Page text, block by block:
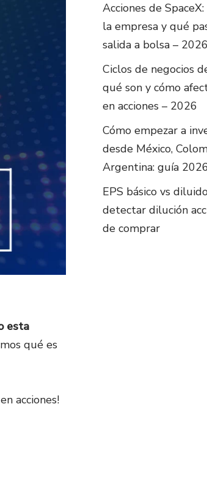
esta
qué es
acciones!
Acciones de
la empresa y qué
salida a bolsa – 2026
Ciclos de negocios
qué son y cómo
en acciones – 2026
Cómo empezar a
desde México,
Argentina: guía 2026
EPS básico vs
detectar dilución
de comprar